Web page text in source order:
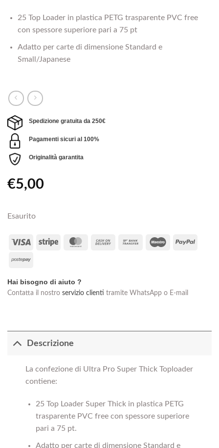
25 Top Loader in plastica PETG trasparente PVC free
con spessore superiore pari a 75 pt
Adatto per carte di dimensione Standard e
Small/Japanese
Spedizione gratuita da 250€
Pagamenti sicuri al 100%
Originalità garantita
€5,00
Esaurito
Visa Stripe MasterCard
Cash
Bank
MaestroPayPal
Postepay
Hai bisogno di aiuto ?
Contatta il nostro servizio clienti tramite WhatsApp o E-mail
Descrizione
La confezione di Ultra Pro Super Thick Toploader
contiene:
25 Top Loader Super Thick in plastica PETG
trasparente PVC free con spessore superiore
pari a 75 pt.
Adatto per carte di dimensione Standard e